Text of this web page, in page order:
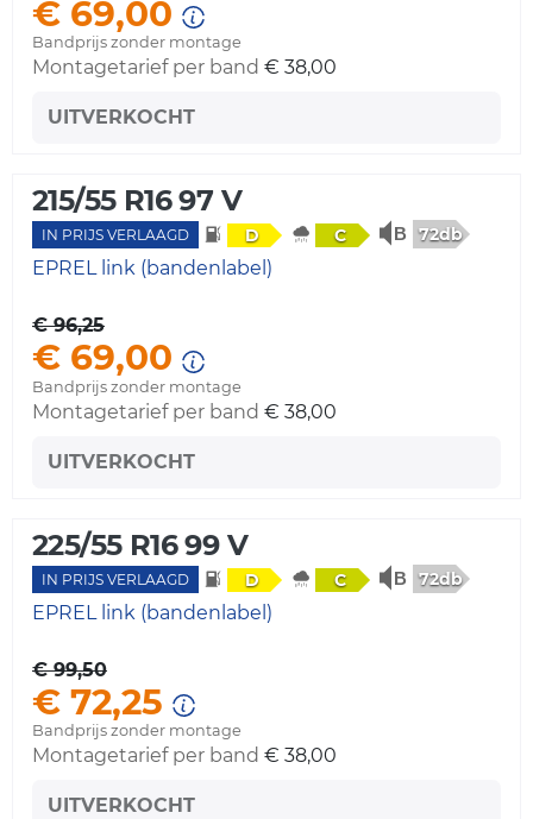
€ 69,00
Bandprijs zonder montage
Montagetarief per band € 38,00
UITVERKOCHT
215/55 R16 97 V
IN PRIJS VERLAAGD D C 72db
EPREL link (bandenlabel)
€ 96,25
€ 69,00
Bandprijs zonder montage
Montagetarief per band € 38,00
UITVERKOCHT
225/55 R16 99 V
IN PRIJS VERLAAGD D C 72db
EPREL link (bandenlabel)
€ 99,50
€ 72,25
Bandprijs zonder montage
Montagetarief per band € 38,00
UITVERKOCHT